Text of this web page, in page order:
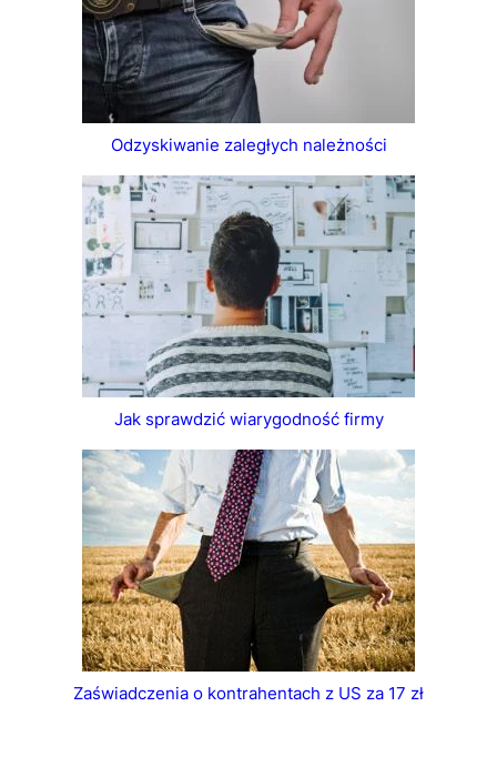
Odzyskiwanie zaległych należności
Jak sprawdzić wiarygodność firmy
Zaświadczenia o kontrahentach z US za 17 zł